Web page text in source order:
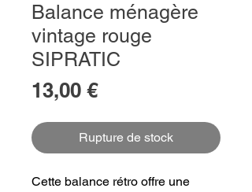
Balance ménagère
vintage rouge
SIPRATIC
13,00 €Prix
Rupture de stock
Cette balance rétro offre une